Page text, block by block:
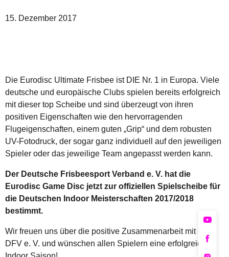
15. Dezember 2017
Die Eurodisc Ultimate Frisbee ist DIE Nr. 1 in Europa. Viele
deutsche und europäische Clubs spielen bereits erfolgreich
mit dieser top Scheibe und sind überzeugt von ihren
positiven Eigenschaften wie den hervorragenden
Flugeigenschaften, einem guten „Grip“ und dem robusten
UV-Fotodruck, der sogar ganz individuell auf den jeweiligen
Spieler oder das jeweilige Team angepasst werden kann.
Der Deutsche Frisbeesport Verband e. V. hat die
Eurodisc Game Disc jetzt zur offiziellen Spielscheibe für
die Deutschen Indoor Meisterschaften 2017/2018
bestimmt.
Wir freuen uns über die positive Zusammenarbeit mit dem
DFV e. V. und wünschen allen Spielern eine erfolgreiche